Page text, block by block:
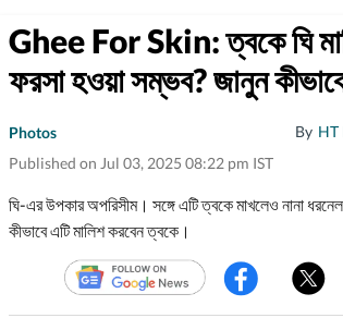
Ghee For Skin: ত্বকে ঘি
ফরসা হওয়া সম্ভব? জানুন
Photos By HT
Published on Jul 03, 2025 08:22 pm IST
ঘি-এর উপকার অপরিসীম। সঙ্গে এটি ত্বকে মাখলেও নানা
কীভাবে এটি মালিশ করবেন ত্বকে।